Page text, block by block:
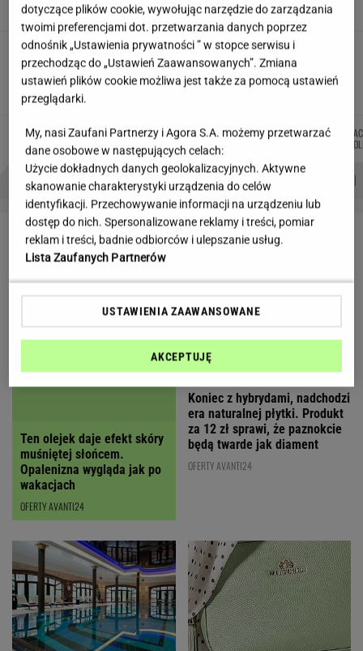
SUBSKRYPCJA
Wakacje w październiku? Brzmi jak plan
doskonały. Oto trzy idealne kierunki
Autorzy:
DANIEL
MAIKOWSKI
MIŁOSZ
WIATROWSKI-BUJACZ
JOANNA
PROBLEMY POLSKICH SIATKARZY ZNAK Z '30' WISŁAWA SZYMBORSKA
LETNIE OKAZJE
wakacjach
OFERTY AVANTI24
Koniec z hybrydami, nadchodzi
era naturalnej płytki. Produkt
za 12 zł sprawi, że paznokcie
będą twarde jak diament
OFERTY AVANTI24
Urlop nad polskim morzem nie
Ta pistacjowa torebka
dotyczące plików cookie, wywołując narzędzie do zarządzania
twoimi preferencjami dot. przetwarzania danych poprzez
odnośnik „Ustawienia prywatności ” w stopce serwisu i
przechodząc do „Ustawień Zaawansowanych”. Zmiana
ustawień plików cookie możliwa jest także za pomocą ustawień
przeglądarki.
My, nasi Zaufani Partnerzy i Agora S.A. możemy przetwarzać
dane osobowe w następujących celach:
Użycie dokładnych danych geolokalizacyjnych. Aktywne
skanowanie charakterystyki urządzenia do celów
identyfikacji. Przechowywanie informacji na urządzeniu lub
dostęp do nich. Spersonalizowane reklamy i treści, pomiar
reklam i treści, badnie odbiorców i ulepszanie usług.
Lista Zaufanych Partnerów
USTAWIENIA ZAAWANSOWANE
AKCEPTUJĘ